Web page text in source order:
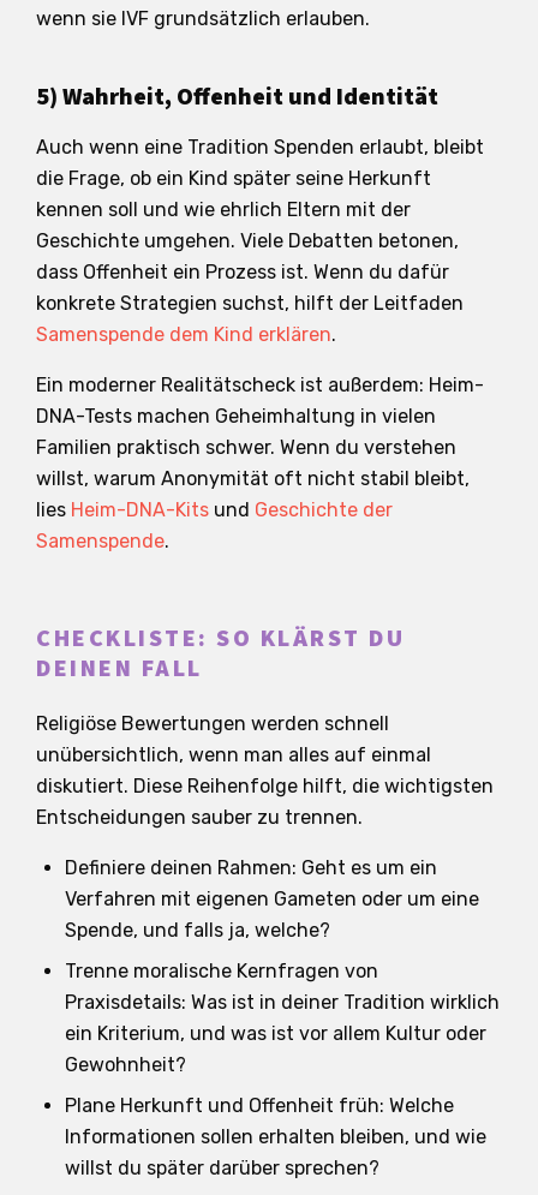
wenn sie IVF grundsätzlich erlauben.
5) Wahrheit, Offenheit und Identität
Auch wenn eine Tradition Spenden erlaubt, bleibt
die Frage, ob ein Kind später seine Herkunft
kennen soll und wie ehrlich Eltern mit der
Geschichte umgehen. Viele Debatten betonen,
dass Offenheit ein Prozess ist. Wenn du dafür
konkrete Strategien suchst, hilft der Leitfaden
Samenspende dem Kind erklären.
Ein moderner Realitätscheck ist außerdem: Heim-
DNA-Tests machen Geheimhaltung in vielen
Familien praktisch schwer. Wenn du verstehen
willst, warum Anonymität oft nicht stabil bleibt,
lies Heim-DNA-Kits und Geschichte der
Samenspende.
CHECKLISTE: SO KLÄRST DU
DEINEN FALL
Religiöse Bewertungen werden schnell
unübersichtlich, wenn man alles auf einmal
diskutiert. Diese Reihenfolge hilft, die wichtigsten
Entscheidungen sauber zu trennen.
Definiere deinen Rahmen: Geht es um ein
Verfahren mit eigenen Gameten oder um eine
Spende, und falls ja, welche?
Trenne moralische Kernfragen von
Praxisdetails: Was ist in deiner Tradition wirklich
ein Kriterium, und was ist vor allem Kultur oder
Gewohnheit?
Plane Herkunft und Offenheit früh: Welche
Informationen sollen erhalten bleiben, und wie
willst du später darüber sprechen?